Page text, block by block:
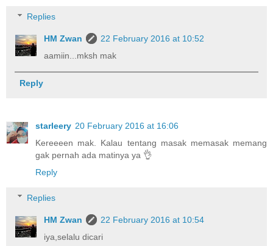
Replies
HM Zwan
22 February 2016 at 10:52
aamiin...mksh mak
Reply
starleery 20 February 2016 at 16:06
Kereeeen mak. Kalau tentang masak memasak memang
gak pernah ada matinya ya 👌
Reply
Replies
HM Zwan
22 February 2016 at 10:54
iya,selalu dicari